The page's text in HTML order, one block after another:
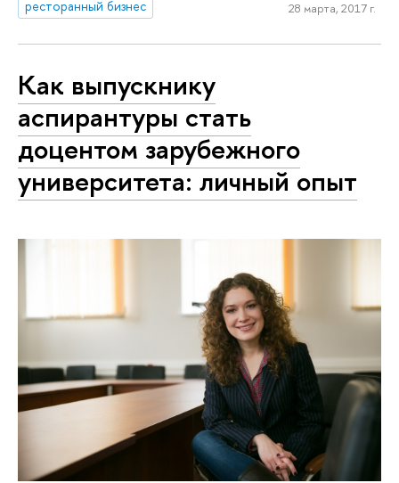
ресторанный бизнес
28 марта, 2017 г.
Как выпускнику
аспирантуры стать
доцентом зарубежного
университета: личный опыт